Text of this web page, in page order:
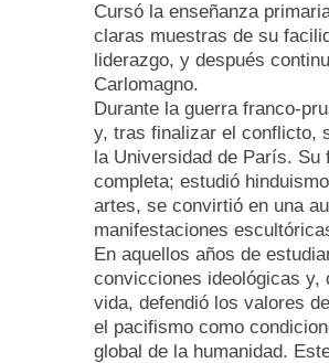
Cursó la enseñanza
claras muestras de su
liderazgo, y después
Carlomagno.
Durante la guerra franco-
y, tras finalizar el conflicto,
la Universidad de París. Su
completa; estudió
artes, se convirtió en una
manifestaciones
En aquellos años de
convicciones ideológicas y,
vida, defendió los valores
el pacifismo como
global de la humanidad.